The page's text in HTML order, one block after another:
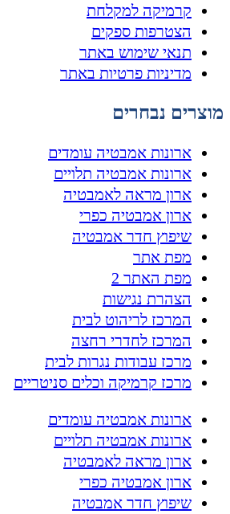
קרמיקה למקלחת
הצטרפות ספקים
תנאי שימוש באתר
מדיניות פרטיות באתר
מוצרים נבחרים
ארונות אמבטיה עומדים
ארונות אמבטיה תלויים
ארון מראה לאמבטיה
ארון אמבטיה כפרי
שיפוץ חדר אמבטיה
מפת אתר
מפת האתר 2
הצהרת נגישות
המרכז לריהוט לבית
המרכז לחדרי רחצה
מרכז עבודות נגרות לבית
מרכז קרמיקה וכלים סניטריים
ארונות אמבטיה עומדים
ארונות אמבטיה תלויים
ארון מראה לאמבטיה
ארון אמבטיה כפרי
שיפוץ חדר אמבטיה